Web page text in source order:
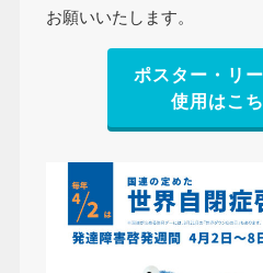
お願いいたします。
ポスター・リ
使用はこ